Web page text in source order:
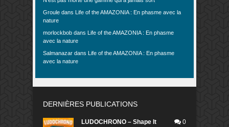
Groule dans
Life of the AMAZONIA : En phasme avec la
nature
morlockbob dans
Life of the AMAZONIA : En phasme
avec la nature
Salmanazar dans
Life of the AMAZONIA : En phasme
avec la nature
DERNIÈRES PUBLICATIONS
LUDOCHRONO – Shape It
0